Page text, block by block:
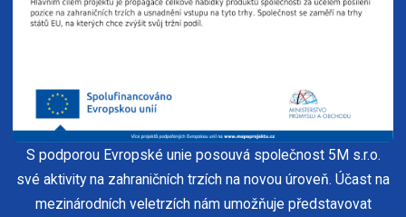
S podporou Evropské unie posouvá společnost 5M s.r.o.
své aktivity na zahraničních trzích na novou úroveň. Účast na
mezinárodních veletrzích nám umožňuje představovat